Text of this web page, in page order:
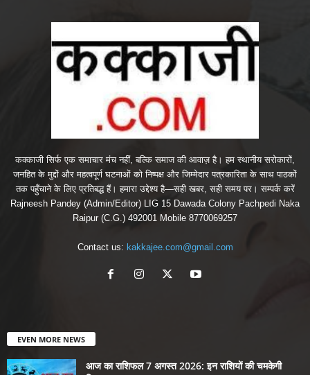
कक्काजी सिर्फ एक समाचार मंच नहीं, बल्कि समाज की आवाज़ है। हम स्थानीय सरोकारों,
जनहित के मुद्दों और महत्वपूर्ण घटनाओं को निष्पक्ष और जिम्मेदार पत्रकारिता के साथ पाठकों
तक पहुँचाने के लिए प्रतिबद्ध हैं। हमारा उद्देश्य है—सही खबर, सही समय पर। सम्पर्क करें
Rajneesh Pandey (Admin/Editor) LIG 15 Dawada Colony Pachpedi Naka
Raipur (C.G.) 492001 Mobile 8770069257
Contact us: kakkajee.com@gmail.com
EVEN MORE NEWS
आज का राशिफल 7 अगस्त 2026: इन राशियों की चमकेगी